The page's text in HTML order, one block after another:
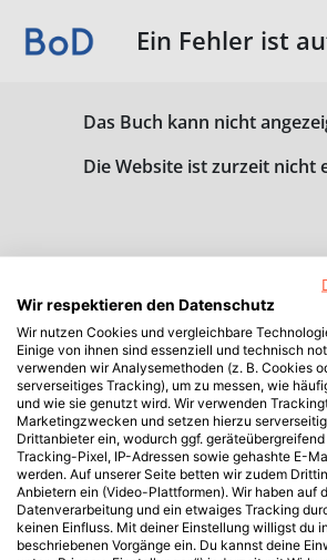
Ein Fehler ist
Das Buch kann nicht
Die Website ist zurzeit nicht
Wir respektieren den Datenschutz
Wir nutzen Cookies und vergleichbare
Einige von ihnen sind essenziell und technisch
verwenden wir Analysemethoden (z. B. Cookies
serverseitiges Tracking), um zu messen, wie
und wie sie genutzt wird. Wir verwenden
Marketingzwecken und setzen hierzu
Drittanbieter ein, wodurch ggf.
Tracking-Pixel, IP-Adressen sowie gehashte E-
werden. Auf unserer Seite betten wir zudem
Anbietern ein (Video-Plattformen). Wir haben auf
Datenverarbeitung und ein etwaiges Tracking
keinen Einfluss. Mit deiner Einstellung willigst du
beschriebenen Vorgänge ein. Du kannst deine